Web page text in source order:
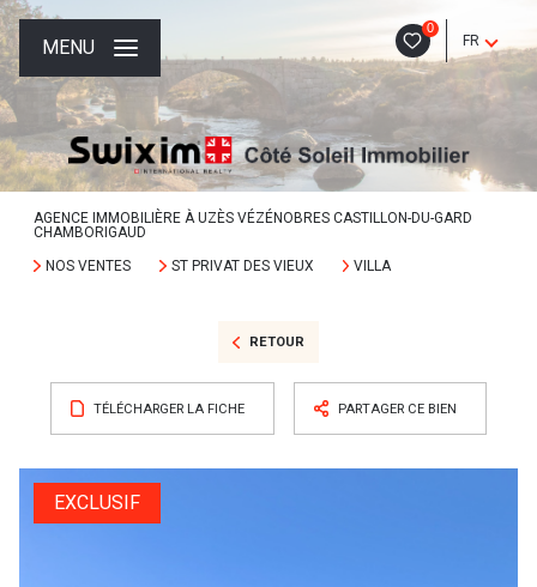
0
FR
MENU
AGENCE IMMOBILIÈRE À UZÈS VÉZÉNOBRES CASTILLON-DU-GARD
CHAMBORIGAUD
NOS VENTES
ST PRIVAT DES VIEUX VILLA
RETOUR
TÉLÉCHARGER LA FICHE PARTAGER CE BIEN
EXCLUSIF